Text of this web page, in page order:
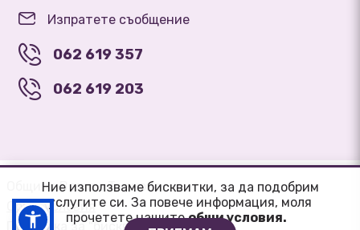
Изпратете съобщение
062 619 357
062 619 203
Община Велико Търново
Общи условия
Политика за "бисквитки"
Ние използваме бисквитки, за да подобрим
услугите си. За повече информация, моля
прочетете нашитеoбщи условия.